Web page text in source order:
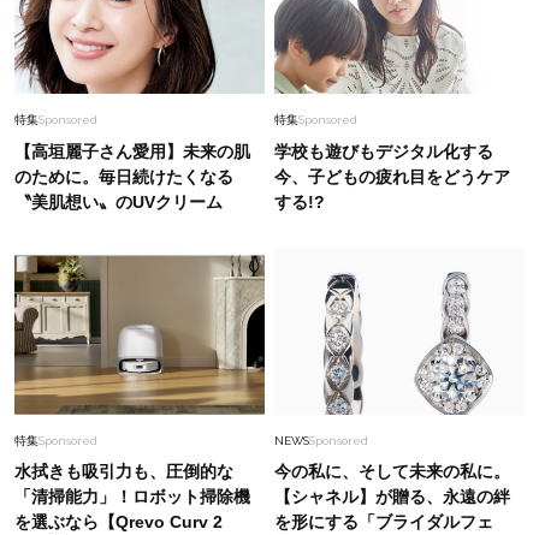
特集Sponsored
【高垣麗子さん愛用】未来の肌
のために。毎日続けたくなる
〝美肌想い〟のUVクリーム
特集Sponsored
学校も遊びもデジタル化する
今、子どもの疲れ目をどうケア
する!?
特集Sponsored
水拭きも吸引力も、圧倒的な
「清掃能力」！ロボット掃除機
を選ぶなら【Qrevo Curv 2
NEWSSponsored
今の私に、そして未来の私に。
【シャネル】が贈る、永遠の絆
を形にする「ブライダルフェ